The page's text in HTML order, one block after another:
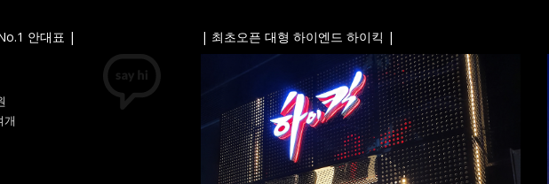
안대표 |
개
| 최초오픈 대형 하이엔드 하이킥 |